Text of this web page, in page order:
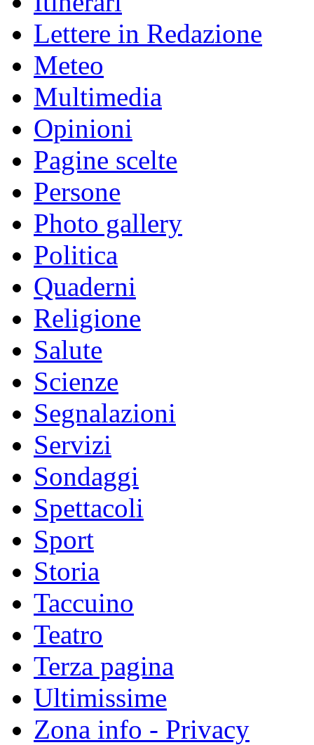
Lettere in Redazione
Meteo
Multimedia
Opinioni
Pagine scelte
Persone
Photo gallery
Politica
Quaderni
Religione
Salute
Scienze
Segnalazioni
Servizi
Sondaggi
Spettacoli
Sport
Storia
Taccuino
Teatro
Terza pagina
Ultimissime
Zona info - Privacy